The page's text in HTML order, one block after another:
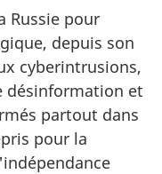
Russie pour
depuis son
cyberintrusions,
désinformation et
partout dans
pour la